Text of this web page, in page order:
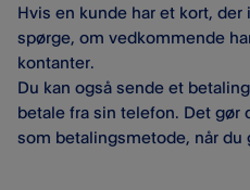
Hvis en kunde har et kort,
spørge, om vedkommende
kontanter.
Du kan også sende et
betale fra sin telefon. Det
som betalingsmetode, når du